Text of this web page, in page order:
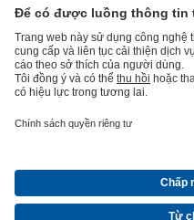
Danh mục sản phẩmPhụ tùng
Công nghệ xây dựng
Công tyTin tức và sự kiệnBáo